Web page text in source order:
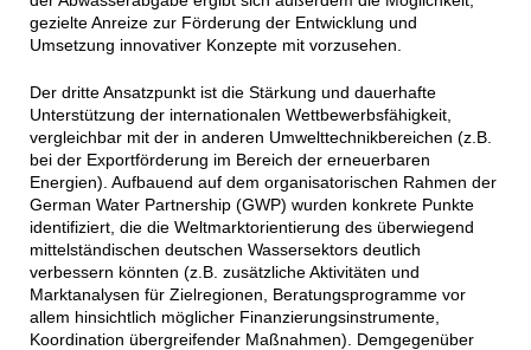
gezielte Anreize zur Förderung der Entwicklung und
Umsetzung innovativer Konzepte mit vorzusehen.
Der dritte Ansatzpunkt ist die Stärkung und dauerhafte
Unterstützung der internationalen Wettbewerbsfähigkeit,
vergleichbar mit der in anderen Umwelttechnikbereichen (z.B.
bei der Exportförderung im Bereich der erneuerbaren
Energien). Aufbauend auf dem organisatorischen Rahmen der
German Water Partnership (GWP) wurden konkrete Punkte
identifiziert, die die Weltmarktorientierung des überwiegend
mittelständischen deutschen Wassersektors deutlich
verbessern könnten (z.B. zusätzliche Aktivitäten und
Marktanalysen für Zielregionen, Beratungsprogramme vor
allem hinsichtlich möglicher Finanzierungsinstrumente,
Koordination übergreifender Maßnahmen). Demgegenüber